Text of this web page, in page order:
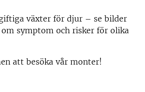
växter för djur – se bilder
symptom och risker för olika
att besöka vår monter!